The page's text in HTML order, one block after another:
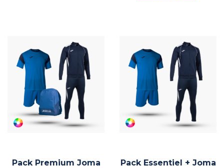
Pack Premium Joma
Pack Essentiel + Joma